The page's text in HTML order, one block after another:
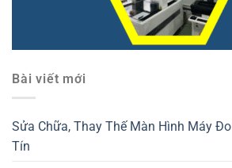
Bài viết mới
Sửa Chữa, Thay Thế Màn Hình Máy
Tín